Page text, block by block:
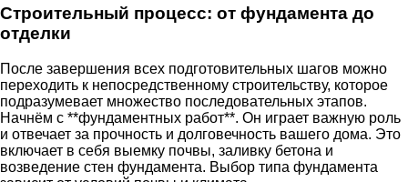
Строительный процесс: от фундамента до
отделки
После завершения всех подготовительных шагов можно
переходить к непосредственному строительству, которое
подразумевает множество последовательных этапов.
Начнём с **фундаментных работ**. Он играет важную роль
и отвечает за прочность и долговечность вашего дома. Это
включает в себя выемку почвы, заливку бетона и
возведение стен фундамента. Выбор типа фундамента